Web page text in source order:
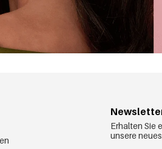
Erhalten Sie
unsere